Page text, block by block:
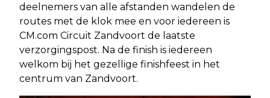
deelnemers van alle afstanden wandelen de
routes met de klok mee en voor iedereen is
CM.com Circuit Zandvoort de laatste
verzorgingspost. Na de finish is iedereen
welkom bij het gezellige finishfeest in het
centrum van Zandvoort.